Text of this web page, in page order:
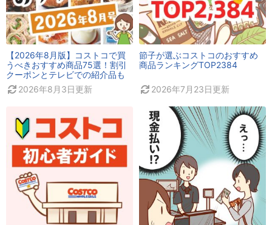
【2026年8月版】コストコで買
うべきおすすめ商品75選！割引
クーポンとテレビでの紹介品も
2026年8月3日更新
節子が選ぶコストコのおすすめ
商品ランキングTOP2384
2026年7月23日更新